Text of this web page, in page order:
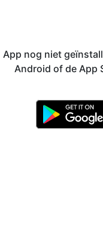
App nog niet
Android of de App